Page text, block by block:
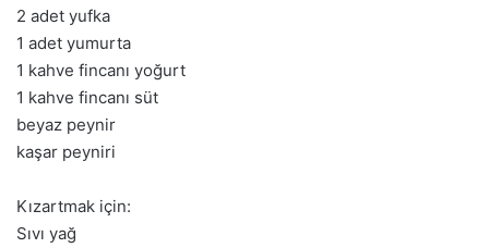
2 adet yufka
1 adet yumurta
1 kahve fincanı yoğurt
1 kahve fincanı süt
beyaz peynir
kaşar peyniri
Kızartmak için:
Sıvı yağ